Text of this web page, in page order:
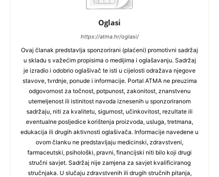
Oglasi
https://atma.hr/oglasi/
Ovaj članak predstavlja sponzorirani (plaćeni) promotivni sadržaj
u skladu s važećim propisima o medijima i oglašavanju. Sadržaj
je izradio i odobrio oglašivač te isti u cijelosti odražava njegove
stavove, tvrdnje, ponude i informacije. Portal ATMA ne preuzima
odgovornost za točnost, potpunost, zakonitost, znanstvenu
utemeljenost ili istinitost navoda iznesenih u sponzoriranom
sadržaju, niti za kvalitetu, sigurnost, učinkovitost, rezultate ili
eventualne posljedice korištenja proizvoda, usluga, tretmana,
edukacija ili drugih aktivnosti oglašivača. Informacije navedene u
ovom članku ne predstavljaju medicinski, zdravstveni,
farmaceutski, psihološki, pravni, financijski niti bilo koji drugi
stručni savjet. Sadržaj nije zamjena za savjet kvalificiranog
stručnjaka. U slučaju zdravstvenih ili drugih stručnih pitanja,